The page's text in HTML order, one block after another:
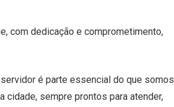
com dedicação e comprometimento,
é parte essencial do que somos
cidade, sempre prontos para atender,